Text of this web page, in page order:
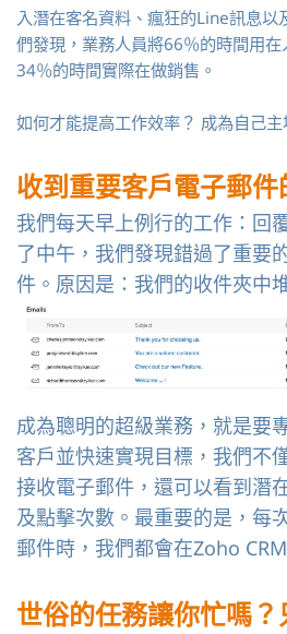
入潛在客名資料、瘋狂的Line訊息以
們發現，業務人員將66％的時間用
34％的時間實際在做銷售。
如何才能提高工作效率？ 成為自己主
收到重要客戶電子郵件
我們每天早上例行的工作：回
了中午，我們發現錯過了重要
件。原因是：我們的收件夾中
成為聰明的超級業務，就是要
客戶並快速實現目標，我們不
接收電子郵件，還可以看到潛
及點擊次數。最重要的是，每
郵件時，我們都會在Zoho
世俗的任務讓你忙嗎